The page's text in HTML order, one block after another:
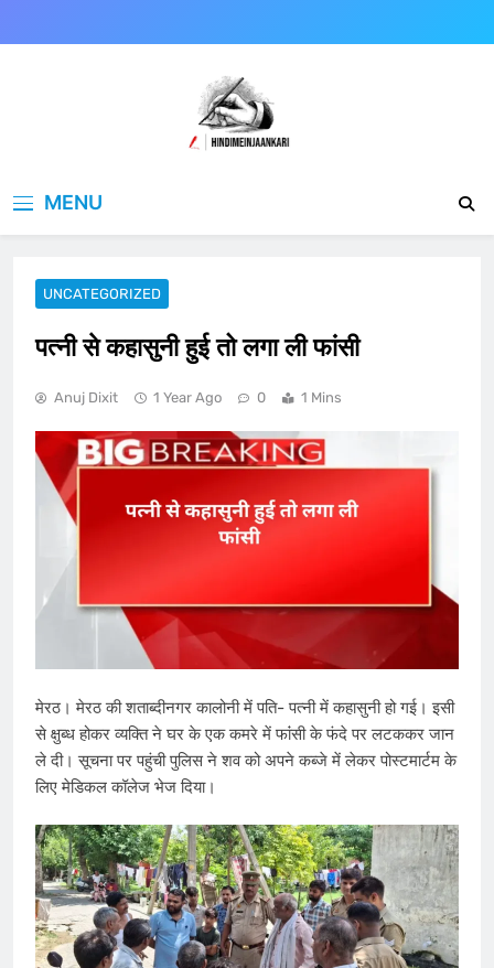
to
MENU
UNCATEGORIZED
पत्नी से कहासुनी हुई तो लगा ली फांसी
Anuj Dixit 1 Year Ago 0 1 Mins
मेरठ। मेरठ की शताब्दीनगर कालोनी में पति- पत्नी में कहासुनी हो गई। इसी
से क्षुब्ध होकर व्य​क्ति ने घर के एक कमरे में फांंसी के फंदे पर लटककर जान
ले दी। सूचना पर पहुंची पुलिस ने शव को अपने कब्जे में लेकर पोस्टमार्टम के
लिए मेडिकल कॉलेज भेज दिया।